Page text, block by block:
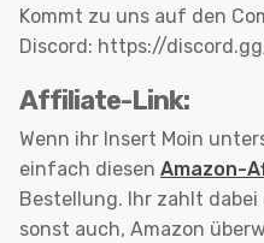
Kommt zu uns auf den
Discord: https://
Affiliate-Link:
Wenn ihr Insert Moin
einfach diesen Amazon-
Bestellung. Ihr zahlt
sonst auch, Amazon